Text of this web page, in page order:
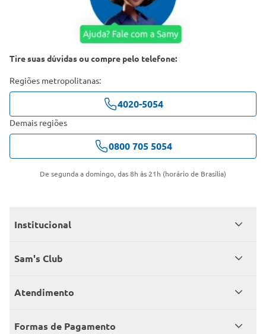
Tire suas dúvidas ou compre pelo telefone:
Regiões metropolitanas:
4020-5054
Demais regiões
0800 705 5054
De segunda a domingo, das 8h às 21h (horário de Brasília)
Institucional
Quem somos
Encontre um Clube
Sam's Club
Seja sócio
Atendimento
Fale conosco
Formas de Pagamento